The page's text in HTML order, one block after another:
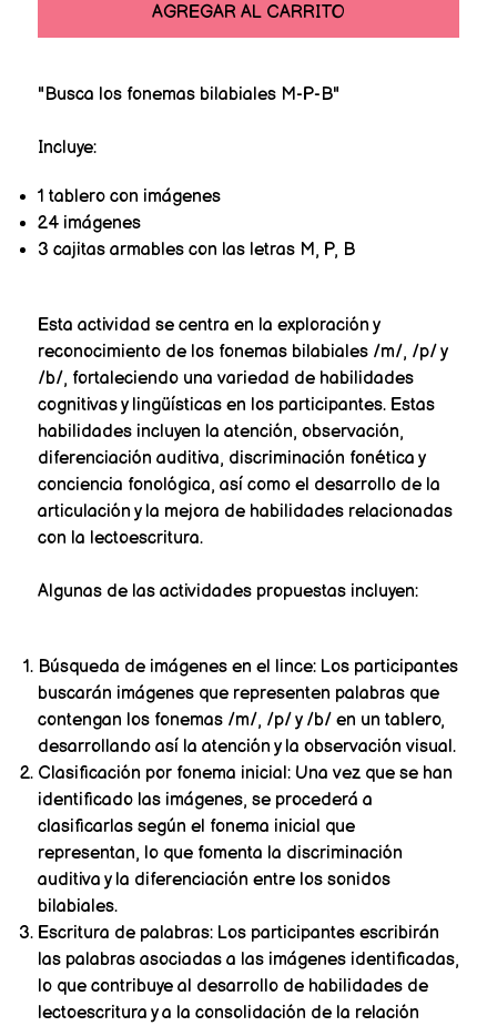
AGREGAR AL CARRITO
"Busca los fonemas bilabiales M-P-B"
Incluye:
1 tablero con imágenes
24 imágenes
3 cajitas armables con las letras M, P, B
Esta actividad se centra en la exploración y
reconocimiento de los fonemas bilabiales /m/, /p/ y
/b/, fortaleciendo una variedad de habilidades
cognitivas y lingüísticas en los participantes. Estas
habilidades incluyen la atención, observación,
diferenciación auditiva, discriminación fonética y
conciencia fonológica, así como el desarrollo de la
articulación y la mejora de habilidades relacionadas
con la lectoescritura.
Algunas de las actividades propuestas incluyen:
Búsqueda de imágenes en el lince: Los participantes
buscarán imágenes que representen palabras que
contengan los fonemas /m/, /p/ y /b/ en un tablero,
desarrollando así la atención y la observación visual.
Clasificación por fonema inicial: Una vez que se han
identificado las imágenes, se procederá a
clasificarlas según el fonema inicial que
representan, lo que fomenta la discriminación
auditiva y la diferenciación entre los sonidos
bilabiales.
Escritura de palabras: Los participantes escribirán
las palabras asociadas a las imágenes identificadas,
lo que contribuye al desarrollo de habilidades de
lectoescritura y a la consolidación de la relación